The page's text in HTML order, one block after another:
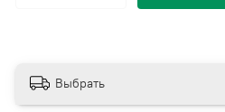
Выбрать